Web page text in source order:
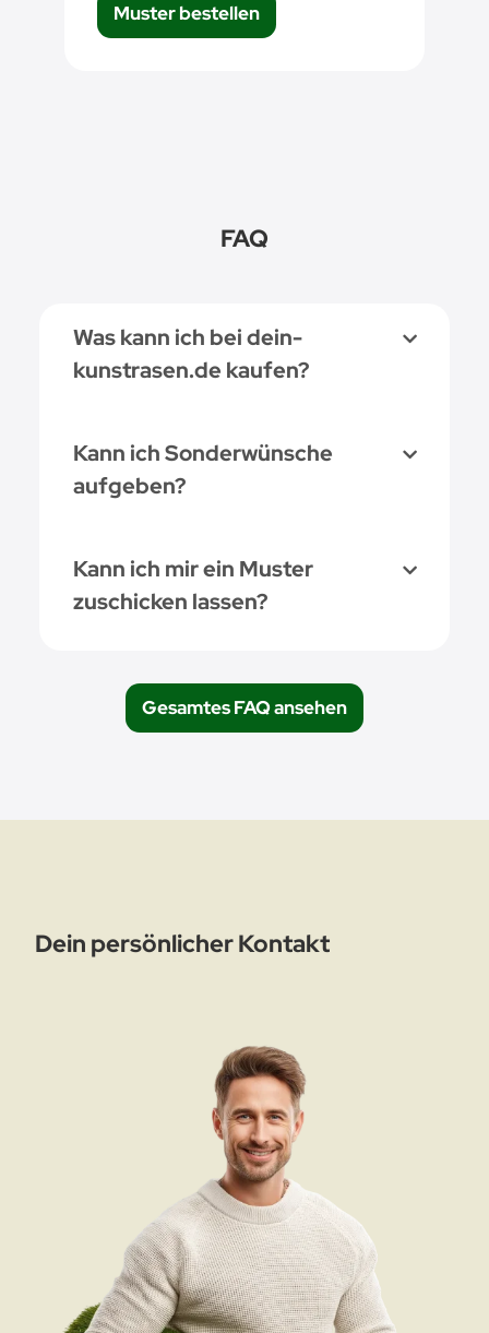
Muster bestellen
FAQ
Was kann ich bei dein-
kunstrasen.de kaufen?
Kann ich Sonderwünsche
aufgeben?
Kann ich mir ein Muster
zuschicken lassen?
Gesamtes FAQ ansehen
Dein persönlicher Kontakt